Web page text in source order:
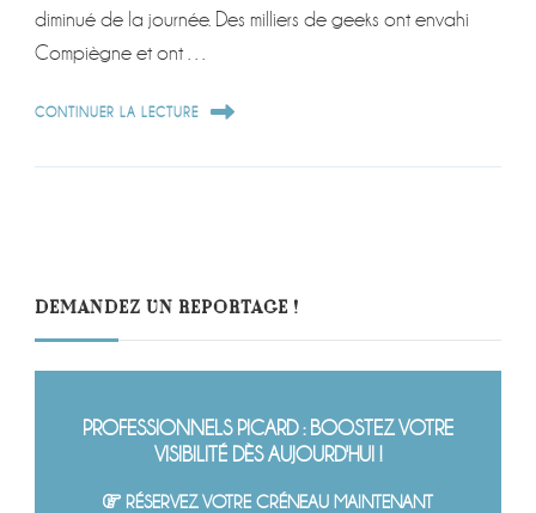
diminué de la journée. Des milliers de geeks ont envahi
Compiègne et ont …
CONTINUER LA LECTURE
DEMANDEZ UN REPORTAGE !
PROFESSIONNELS PICARD : BOOSTEZ VOTRE
VISIBILITÉ DÈS AUJOURD'HUI !
RÉSERVEZ VOTRE CRÉNEAU MAINTENANT